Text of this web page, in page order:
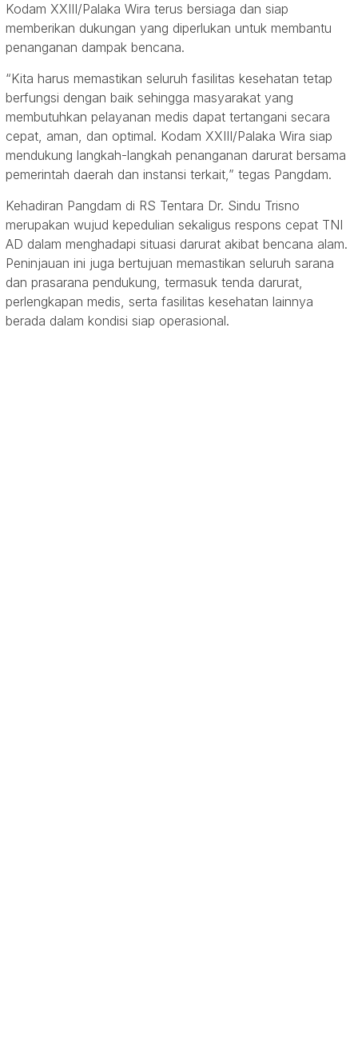
Kodam XXIII/Palaka Wira terus bersiaga dan siap
memberikan dukungan yang diperlukan untuk membantu
penanganan dampak bencana.
“Kita harus memastikan seluruh fasilitas kesehatan tetap
berfungsi dengan baik sehingga masyarakat yang
membutuhkan pelayanan medis dapat tertangani secara
cepat, aman, dan optimal. Kodam XXIII/Palaka Wira siap
mendukung langkah-langkah penanganan darurat bersama
pemerintah daerah dan instansi terkait,” tegas Pangdam.
Kehadiran Pangdam di RS Tentara Dr. Sindu Trisno
merupakan wujud kepedulian sekaligus respons cepat TNI
AD dalam menghadapi situasi darurat akibat bencana alam.
Peninjauan ini juga bertujuan memastikan seluruh sarana
dan prasarana pendukung, termasuk tenda darurat,
perlengkapan medis, serta fasilitas kesehatan lainnya
berada dalam kondisi siap operasional.